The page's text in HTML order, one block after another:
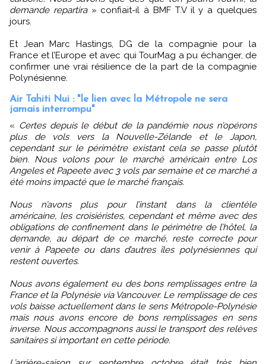
demande repartira» confiait-il à BMF T.V il y a quelques
jours.
Et Jean Marc Hastings, DG de la compagnie pour la
France et l’Europe et avec qui TourMag a pu échanger, de
confirmer une vrai résilience de la part de la compagnie
Polynésienne.
Air Tahiti Nui : "le lien avec la Métropole ne sera
jamais interrompu"
« Certes depuis le début de la pandémie nous n’opérons
plus de vols vers la Nouvelle-Zélande et le Japon,
cependant sur le périmètre existant cela se passe plutôt
bien. Nous volons pour le marché américain entre Los
Angeles et Papeete avec 3 vols par semaine et ce marché a
été moins impacté que le marché français.
Nous n’avons plus pour l’instant dans la clientèle
américaine, les croisiéristes, cependant et même avec des
obligations de confinement dans le périmètre de l’hôtel, la
demande, au départ de ce marché, reste correcte pour
venir à Papeete ou dans d’autres îles polynésiennes qui
restent ouvertes.
Nous avons également eu des bons remplissages entre la
France et la Polynésie via Vancouver. Le remplissage de ces
vols baisse actuellement dans le sens Métropole-Polynésie
mais nous avons encore de bons remplissages en sens
inverse. Nous accompagnons aussi le transport des relèves
sanitaires si important en cette période.